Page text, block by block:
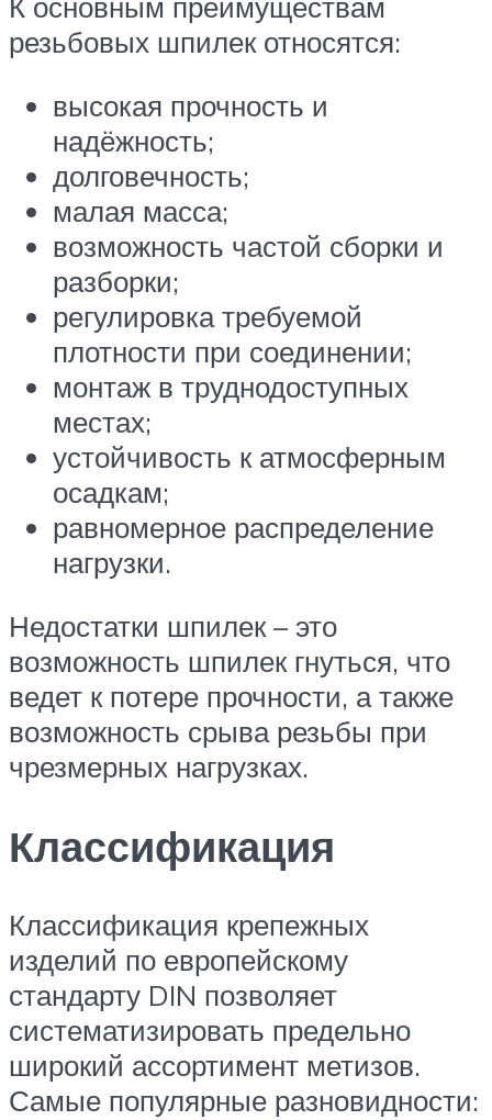
К основным преимуществам
резьбовых шпилек относятся:
высокая прочность и
надёжность;
долговечность;
малая масса;
возможность частой сборки и
разборки;
регулировка требуемой
плотности при соединении;
монтаж в труднодоступных
местах;
устойчивость к атмосферным
осадкам;
равномерное распределение
нагрузки.
Недостатки шпилек – это
возможность шпилек гнуться, что
ведет к потере прочности, а также
возможность срыва резьбы при
чрезмерных нагрузках.
Классификация
Классификация крепежных
изделий по европейскому
стандарту DIN позволяет
систематизировать предельно
широкий ассортимент метизов.
Самые популярные разновидности: